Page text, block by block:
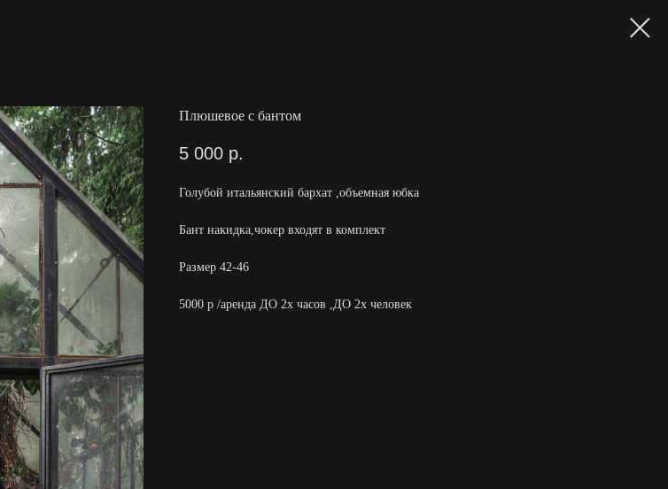
Плюшевое с бантом
5 000 р.
Голубой итальянский бархат ,объемная юбка
Бант накидка,чокер входят в комплект
Размер 42-46
5000 р /аренда ДО 2х часов ,ДО 2х человек